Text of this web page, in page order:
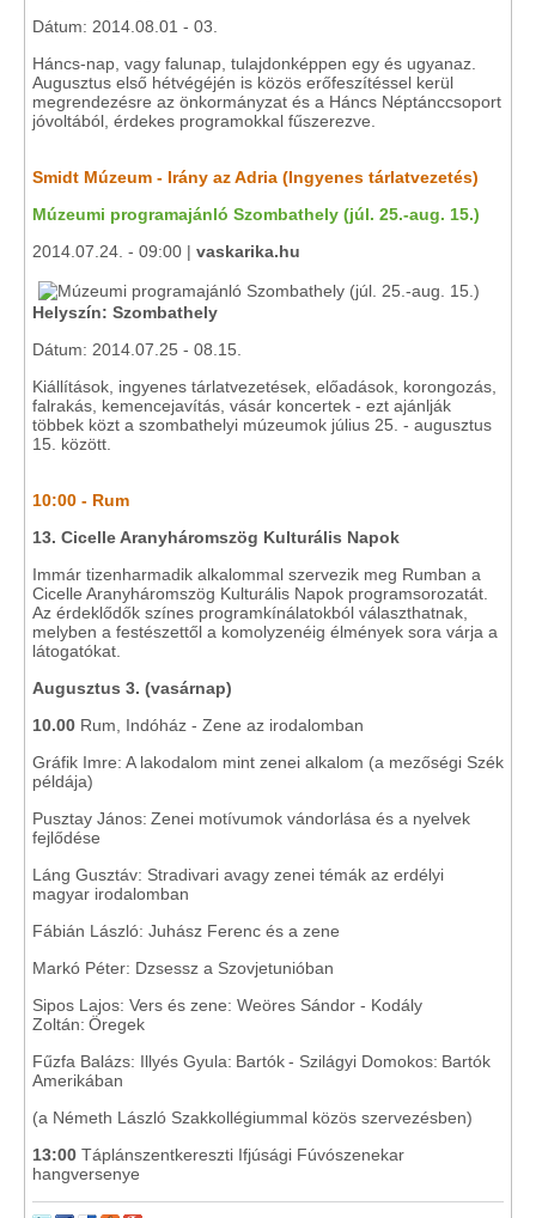
Dátum: 2014.08.01 - 03.
Háncs-nap, vagy falunap, tulajdonképpen egy és ugyanaz.
Augusztus első hétvégéjén is közös erőfeszítéssel kerül
megrendezésre az önkormányzat és a Háncs Néptánccsoport
jóvoltából, érdekes programokkal fűszerezve.
Smidt Múzeum - Irány az Adria (Ingyenes tárlatvezetés)
Múzeumi programajánló Szombathely (júl. 25.-aug. 15.)
2014.07.24. - 09:00 | vaskarika.hu
Helyszín: Szombathely
Dátum: 2014.07.25 - 08.15.
Kiállítások, ingyenes tárlatvezetések, előadások, korongozás,
falrakás, kemencejavítás, vásár koncertek - ezt ajánlják
többek közt a szombathelyi múzeumok július 25. - augusztus
15. között.
10:00 - Rum
13. Cicelle Aranyháromszög Kulturális Napok
Immár tizenharmadik alkalommal szervezik meg Rumban a
Cicelle Aranyháromszög Kulturális Napok programsorozatát.
Az érdeklődők színes programkínálatokból választhatnak,
melyben a festészettől a komolyzenéig élmények sora várja a
látogatókat.
Augusztus 3. (vasárnap)
10.00 Rum, Indóház - Zene az irodalomban
Gráfik Imre: A lakodalom mint zenei alkalom (a mezőségi Szék
példája)
Pusztay János: Zenei motívumok vándorlása és a nyelvek
fejlődése
Láng Gusztáv: Stradivari avagy zenei témák az erdélyi
magyar irodalomban
Fábián László: Juhász Ferenc és a zene
Markó Péter: Dzsessz a Szovjetunióban
Sipos Lajos: Vers és zene: Weöres Sándor - Kodály
Zoltán: Öregek
Fűzfa Balázs: Illyés Gyula: Bartók - Szilágyi Domokos: Bartók
Amerikában
(a Németh László Szakkollégiummal közös szervezésben)
13:00 Táplánszentkereszti Ifjúsági Fúvószenekar
hangversenye